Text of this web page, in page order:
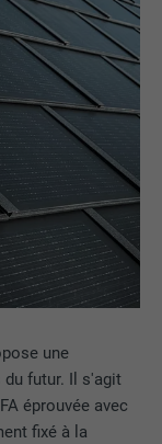
une
du futur. Il s'agit
éprouvée avec
fixé à la